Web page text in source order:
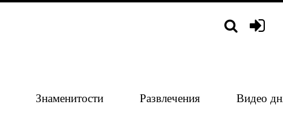
Знаменитости Развлечения Видео